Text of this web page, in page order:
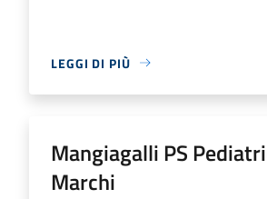
LEGGI DI PIÙ
Mangiagalli PS
Marchi